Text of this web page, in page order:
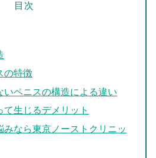
目次
の特徴
いペニスの構造による違い
生じるデメリット
みなら東京ノーストクリニッ